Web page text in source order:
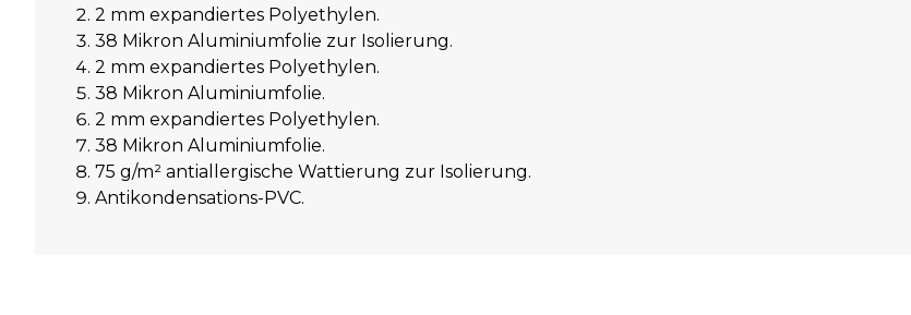
2 mm expandiertes Polyethylen.
38 Mikron Aluminiumfolie zur Isolierung.
2 mm expandiertes Polyethylen.
38 Mikron Aluminiumfolie.
2 mm expandiertes Polyethylen.
38 Mikron Aluminiumfolie.
75 g/m² antiallergische Wattierung zur Isolierung.
Antikondensations-PVC.